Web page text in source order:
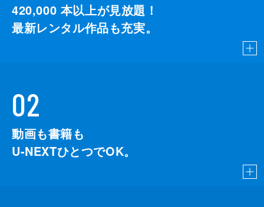
420,000 本以上が見放題！
最新レンタル作品も充実。
02
動画も書籍も
U-NEXTひとつでOK。